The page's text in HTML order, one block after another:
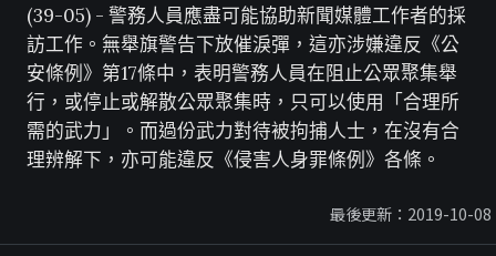
(39-05) - 警務人員應盡可能協助新聞媒體工作者的採
訪工作。無舉旗警告下放催淚彈，這亦涉嫌違反《公
安條例》第17條中，表明警務人員在阻止公眾聚集舉
行，或停止或解散公眾聚集時，只可以使用「合理所
需的武力」。而過份武力對待被拘捕人士，在沒有合
理辨解下，亦可能違反《侵害人身罪條例》各條。
最後更新：2019-10-08